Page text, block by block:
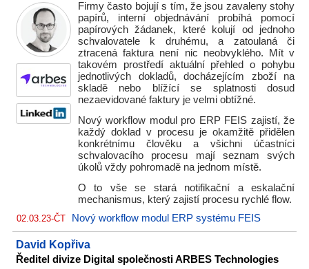
Firmy často bojují s tím, že jsou zavaleny stohy
papírů, interní objednávání probíhá pomocí
papírových žádanek, které kolují od jednoho
schvalovatele k druhému, a zatoulaná či
ztracená faktura není nic neobvyklého. Mít v
takovém prostředí aktuální přehled o pohybu
jednotlivých dokladů, docházejícím zboží na
skladě nebo blížící se splatnosti dosud
nezaevidované faktury je velmi obtížné.
Nový workflow modul pro ERP FEIS zajistí, že
každý doklad v procesu je okamžitě přidělen
konkrétnímu člověku a všichni účastníci
schvalovacího procesu mají seznam svých
úkolů vždy pohromadě na jednom místě.
O to vše se stará notifikační a eskalační
mechanismus, který zajistí procesu rychlé flow.
02.03.23-ČT Nový workflow modul ERP systému FEIS
David Kopřiva
Ředitel divize Digital společnosti ARBES Technologies